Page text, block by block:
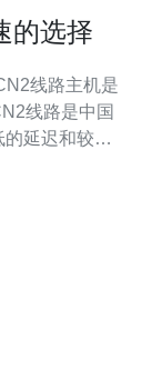
的选择
线路是中国
延迟和较高
选择香